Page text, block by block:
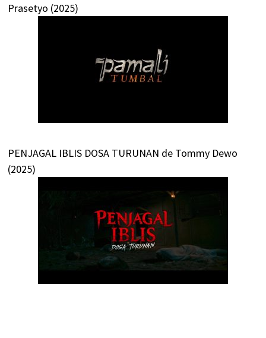
Prasetyo (2025)
PENJAGAL IBLIS DOSA TURUNAN de Tommy Dewo
(2025)